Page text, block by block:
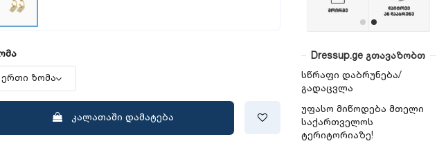
კალათაში დამატება
Dressup.ge გთავაზობთ
სწრაფი დაბრუნება/
გადაცვლა
უფასო მიწოდება მთელი
საქართველოს
ტერიტორიაზე!